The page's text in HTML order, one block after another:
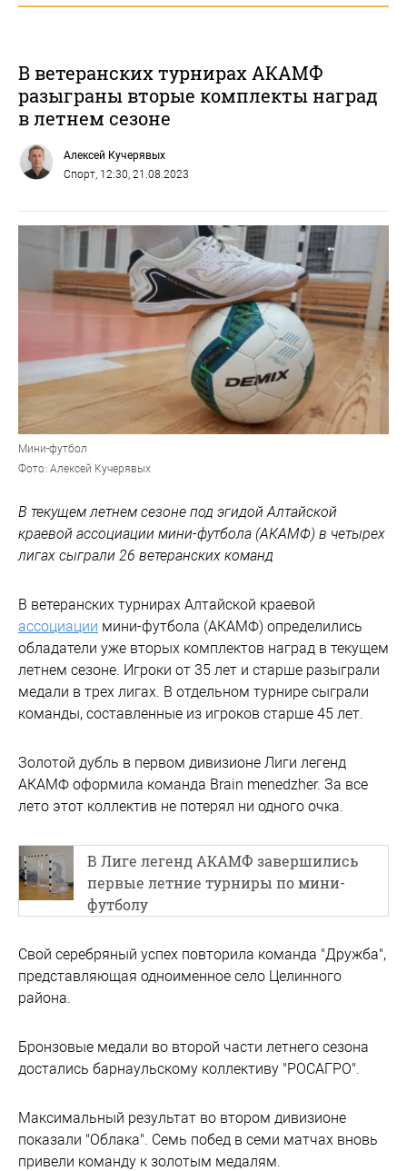
В ветеранских турнирах АКАМФ
разыграны вторые комплекты наград
в летнем сезоне
Алексей Кучерявых
Спорт, 12:30, 21.08.2023
Мини-футбол
Фото: Алексей Кучерявых
В текущем летнем сезоне под эгидой Алтайской
краевой ассоциации мини-футбола (АКАМФ) в четырех
лигах сыграли 26 ветеранских команд
В ветеранских турнирах Алтайской краевой
ассоциации мини-футбола (АКАМФ) определились
обладатели уже вторых комплектов наград в текущем
летнем сезоне. Игроки от 35 лет и старше разыграли
медали в трех лигах. В отдельном турнире сыграли
команды, составленные из игроков старше 45 лет.
Золотой дубль в первом дивизионе Лиги легенд
АКАМФ оформила команда Brain menedzher. За все
лето этот коллектив не потерял ни одного очка.
В Лиге легенд АКАМФ завершились
первые летние турниры по мини-
футболу
Свой серебряный успех повторила команда "Дружба",
представляющая одноименное село Целинного
района.
Бронзовые медали во второй части летнего сезона
достались барнаульскому коллективу "РОСАГРО".
Максимальный результат во втором дивизионе
показали "Облака". Семь побед в семи матчах вновь
привели команду к золотым медалям.